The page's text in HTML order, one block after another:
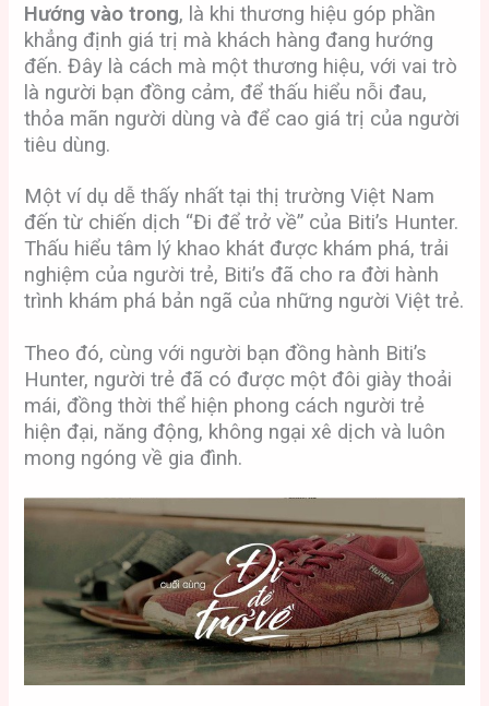
Hướng vào trong, là khi thương hiệu góp phần
khẳng định giá trị mà khách hàng đang hướng
đến. Đây là cách mà một thương hiệu, với vai trò
là người bạn đồng cảm, để thấu hiểu nỗi đau,
thỏa mãn người dùng và để cao giá trị của người
tiêu dùng.
Một ví dụ dễ thấy nhất tại thị trường Việt Nam
đến từ chiến dịch “Đi để trở về” của Biti’s Hunter.
Thấu hiểu tâm lý khao khát được khám phá, trải
nghiệm của người trẻ, Biti’s đã cho ra đời hành
trình khám phá bản ngã của những người Việt trẻ.
Theo đó, cùng với người bạn đồng hành Biti’s
Hunter, người trẻ đã có được một đôi giày thoải
mái, đồng thời thể hiện phong cách người trẻ
hiện đại, năng động, không ngại xê dịch và luôn
mong ngóng về gia đình.